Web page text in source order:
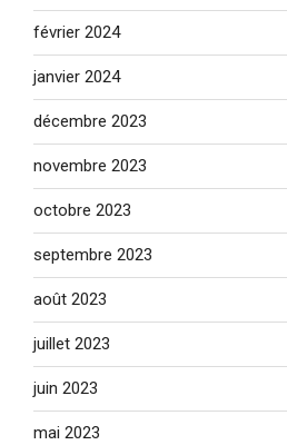
février 2024
janvier 2024
décembre 2023
novembre 2023
octobre 2023
septembre 2023
août 2023
juillet 2023
juin 2023
mai 2023